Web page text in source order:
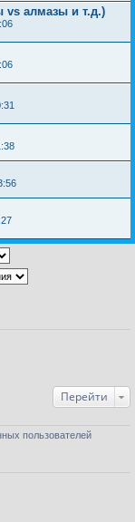
vs алмазы и т.д.)
Перейти
пользователей